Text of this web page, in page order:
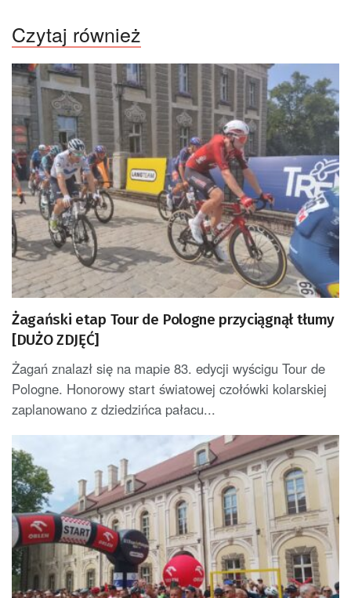
Czytaj również
Żagański etap Tour de Pologne przyciągnął tłumy
[DUŻO ZDJĘĆ]
Żagań znalazł się na mapie 83. edycji wyścigu Tour de
Pologne. Honorowy start światowej czołówki kolarskiej
zaplanowano z dziedzińca pałacu...